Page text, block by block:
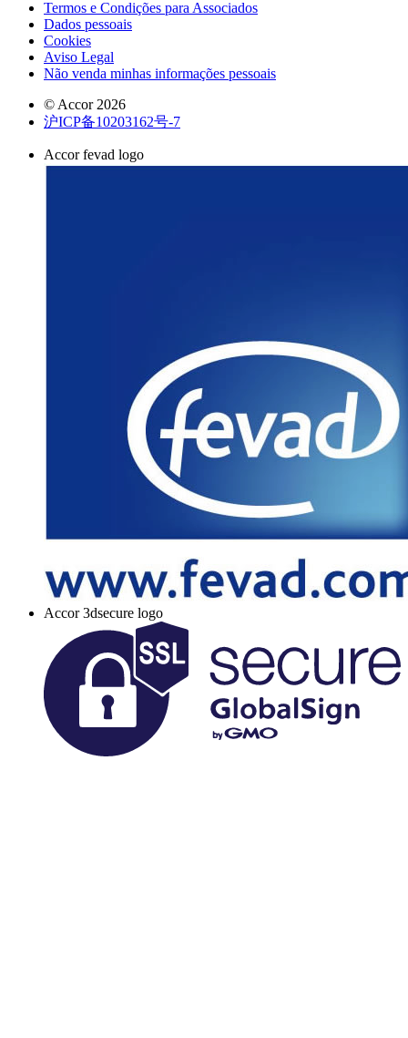
Termos e Condições para Associados
Dados pessoais
Cookies
Aviso Legal
Não venda minhas informações pessoais
© Accor 2026
沪ICP备10203162号-7
Accor fevad logo
Accor 3dsecure logo